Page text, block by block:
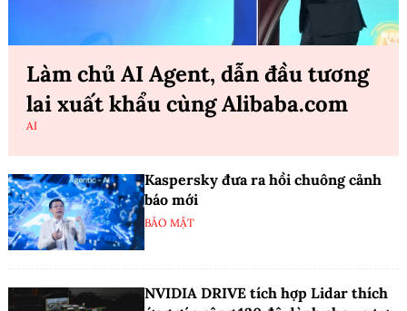
Làm chủ AI Agent, dẫn đầu tương
lai xuất khẩu cùng Alibaba.com
AI
Kaspersky đưa ra hồi chuông cảnh
báo mới
BẢO MẬT
NVIDIA DRIVE tích hợp Lidar thích